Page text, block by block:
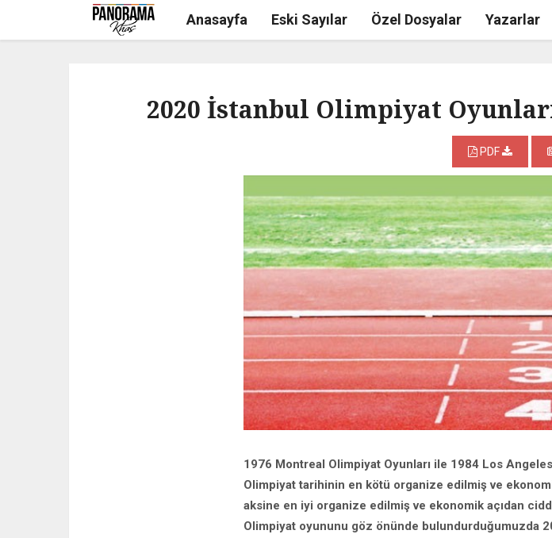
Anasayfa Eski Sayılar Özel Dosyalar Yazarlar
2020 İstanbul Olimpiyat
PDF
1976 Montreal Olimpiyat Oyunları ile 1984 Los
Olimpiyat tarihinin en kötü organize edilmiş ve
aksine en iyi organize edilmiş ve ekonomik açıdan
Olimpiyat oyununu göz önünde bulundurduğumuzda